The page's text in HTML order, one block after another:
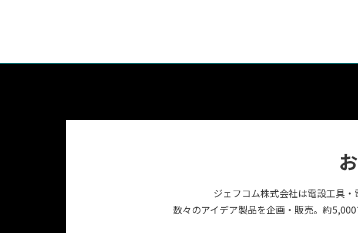
ジェフコム株式会社は電設工具・
数々のアイデア製品を企画・販売。約